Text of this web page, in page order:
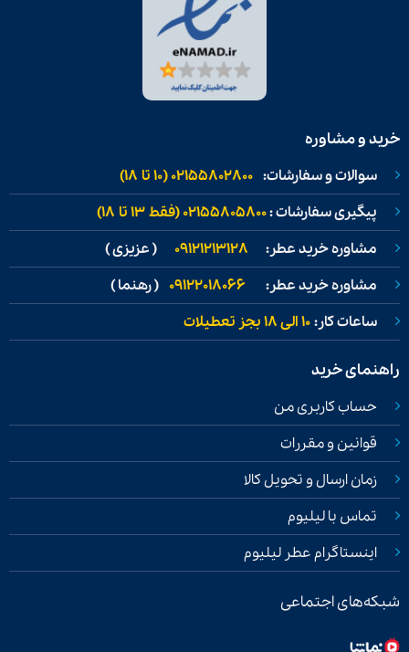
خرید و مشاوره
سوالات و سفارشات: 02155802800 (۱۰ تا ۱۸)
پیگیری سفارشات :02155805800 (فقط ۱۳ تا ۱۸)
مشاوره خرید عطر: 09121213128 ( عزیزی )
مشاوره خرید عطر: 09122018066 ( رهنما )
ساعات کار:۱۰ الی ۱۸ بجز تعطیلات
راهنمای خرید
حساب کاربری من
قوانین و مقررات
زمان ارسال و تحویل کالا
تماس با لیلیوم
اینستاگرام عطر لیلیوم
شبکه‌های اجتماعی